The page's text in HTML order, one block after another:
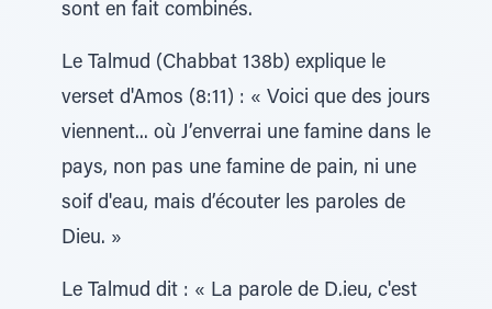
sont en fait combinés.
Le Talmud (Chabbat 138b) explique le
verset d'Amos (8:11) : « Voici que des jours
viennent... où J’enverrai une famine dans le
pays, non pas une famine de pain, ni une
soif d'eau, mais d’écouter les paroles de
Dieu. »
Le Talmud dit : « La parole de D.ieu, c'est